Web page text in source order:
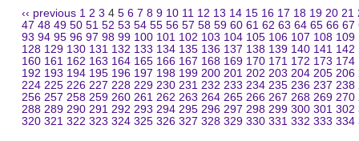
‹‹ previous 1 2 3 4 5 6 7 8 9 10 11 12 13 14 15 16 17 18 19 20 21
47 48 49 50 51 52 53 54 55 56 57 58 59 60 61 62 63 64 65 66 67
93 94 95 96 97 98 99 100 101 102 103 104 105 106 107 108 109
128 129 130 131 132 133 134 135 136 137 138 139 140 141 142
160 161 162 163 164 165 166 167 168 169 170 171 172 173 174
192 193 194 195 196 197 198 199 200 201 202 203 204 205 206
224 225 226 227 228 229 230 231 232 233 234 235 236 237 238
256 257 258 259 260 261 262 263 264 265 266 267 268 269 270
288 289 290 291 292 293 294 295 296 297 298 299 300 301 302
320 321 322 323 324 325 326 327 328 329 330 331 332 333 334